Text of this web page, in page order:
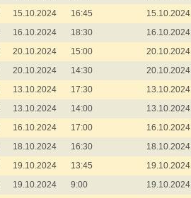
15.10.2024 16:45 15.10.2024
16.10.2024 18:30 16.10.2024
20.10.2024 15:00 20.10.2024
20.10.2024 14:30 20.10.2024
13.10.2024 17:30 13.10.2024
13.10.2024 14:00 13.10.2024
16.10.2024 17:00 16.10.2024
18.10.2024 16:30 18.10.2024
19.10.2024 13:45 19.10.2024
19.10.2024 9:00 19.10.2024